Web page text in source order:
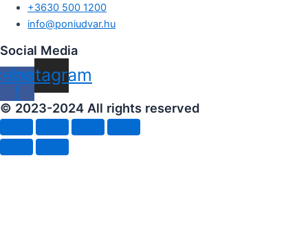
+3630 500 1200
info@poniudvar.hu
Social Media
f
Instagram
© 2023-2024 All rights reserved